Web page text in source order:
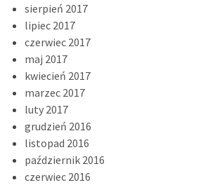
sierpień 2017
lipiec 2017
czerwiec 2017
maj 2017
kwiecień 2017
marzec 2017
luty 2017
grudzień 2016
listopad 2016
październik 2016
czerwiec 2016